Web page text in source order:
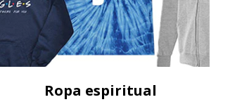
Ropa espiritual